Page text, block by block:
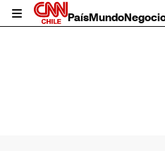
PaísMundo